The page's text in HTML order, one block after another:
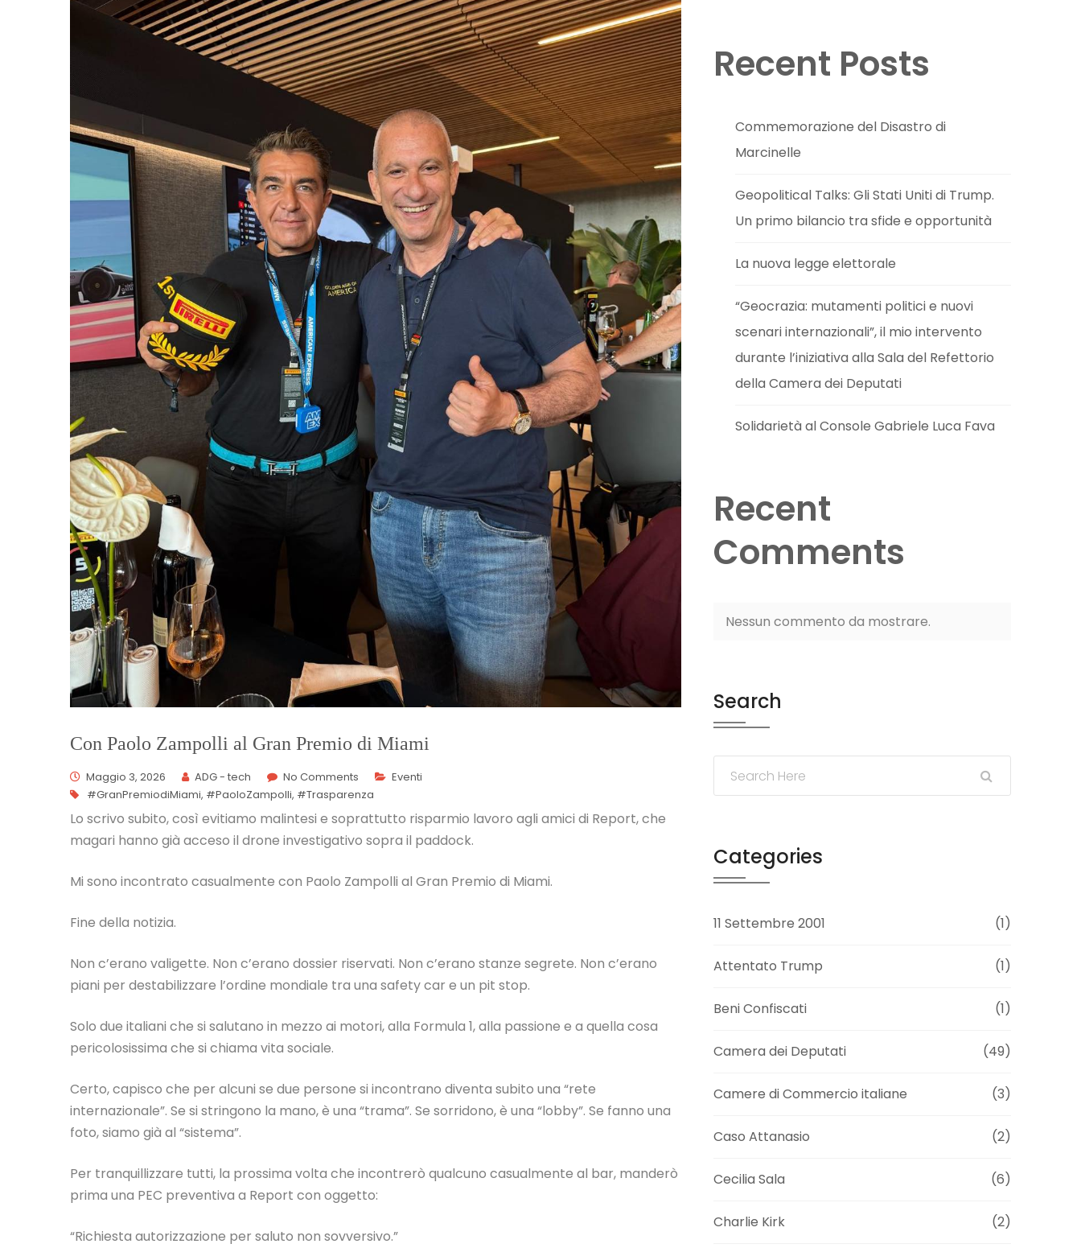
Con Paolo Zampolli al Gran Premio di Miami
Maggio 3, 2026 ADG - tech No Comments
Eventi
#GranPremiodiMiami, #PaoloZampolli, #Trasparenza
Lo scrivo subito, così evitiamo malintesi e soprattutto risparmio lavoro agli amici di Report, che
magari hanno già acceso il drone investigativo sopra il paddock.
Mi sono incontrato casualmente con Paolo Zampolli al Gran Premio di Miami.
Fine della notizia.
Non c’erano valigette. Non c’erano dossier riservati. Non c’erano stanze segrete. Non c’erano
piani per destabilizzare l’ordine mondiale tra una safety car e un pit stop.
Solo due italiani che si salutano in mezzo ai motori, alla Formula 1, alla passione e a quella cosa
pericolosissima che si chiama vita sociale.
Certo, capisco che per alcuni se due persone si incontrano diventa subito una “rete
internazionale”. Se si stringono la mano, è una “trama”. Se sorridono, è una “lobby”. Se fanno una
foto, siamo già al “sistema”.
Per tranquillizzare tutti, la prossima volta che incontrerò qualcuno casualmente al bar, manderò
prima una PEC preventiva a Report con oggetto:
“Richiesta autorizzazione per saluto non sovversivo.”
Recent Posts
Commemorazione del Disastro di
Marcinelle
Geopolitical Talks: Gli Stati Uniti di Trump.
Un primo bilancio tra sfide e opportunità
La nuova legge elettorale
“Geocrazia: mutamenti politici e nuovi
scenari internazionali”, il mio intervento
durante l’iniziativa alla Sala del Refettorio
della Camera dei Deputati
Solidarietà al Console Gabriele Luca Fava
Recent
Comments
Nessun commento da mostrare.
Search
Categories
11 Settembre 2001 (1)
Attentato Trump (1)
Beni Confiscati (1)
Camera dei Deputati (49)
Camere di Commercio italiane (3)
Caso Attanasio (2)
Cecilia Sala (6)
Charlie Kirk (2)